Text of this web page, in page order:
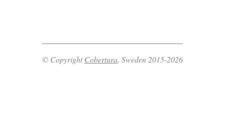
© CopyrightCobertura, Sweden 2015-2026